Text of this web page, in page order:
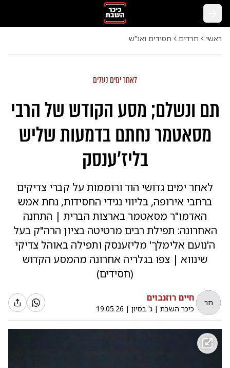
ראשי חרדים חסידים ואנ"ש
לאחר ימים נעלים
תם ונשלם; מסע הקודש של הרבי
מסאטמר נחתם בדמעות שליש
בליז'ענסק
לאחר ימים גדושי הוד ורוממות על קברי צדיקים
ברחבי אירופה, בליווי נגידי החסידות, נחת אמש
האדמו"ר מסאטמר בארצות הברית | התחנה
האחרונה: תפילת רבים מרטיטה בציון הרה"ק בעל
ה'נועם אלימלך' מליזענסק ותפילה באוהל צדיקי
שינווא | צפו בגלריה אחרונה מהמסע הקדוש
(חסידים)
חר חיים רוזנבוים
כיכר השבת | ג' בסיון |
19.05.26